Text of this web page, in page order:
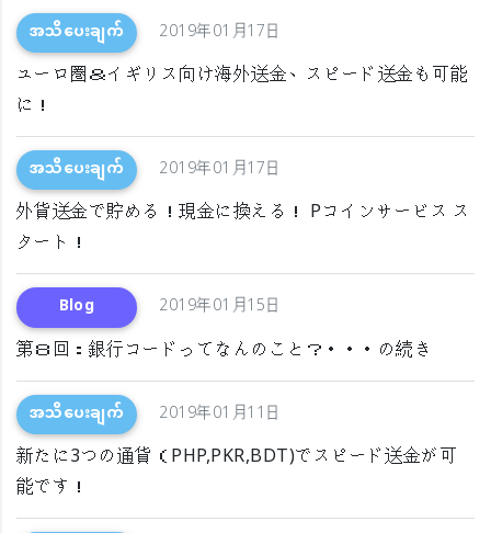
အသိပေးချက် 2019年01月17日
ユーロ圏＆イギリス向け海外送金、スピード送金も可能
に！
အသိပေးချက် 2019年01月17日
外貨送金で貯める！現金に換える！ Pコインサービス ス
タート！
Blog 2019年01月15日
第８回：銀行コードってなんのこと？・・・の続き
အသိပေးချက် 2019年01月11日
新たに3つの通貨（PHP,PKR,BDT)でスピード送金が可
能です！